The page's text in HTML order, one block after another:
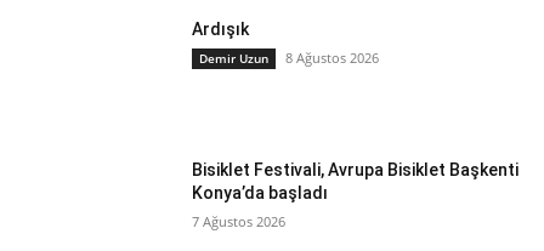
Ardışık
Demir Uzun 8 Ağustos 2026
Bisiklet Festivali, Avrupa Bisiklet Başkenti
Konya’da başladı
7 Ağustos 2026